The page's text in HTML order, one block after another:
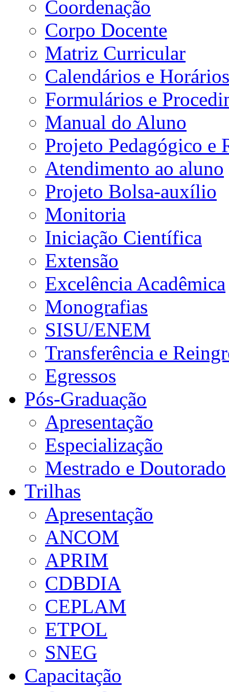
Coordenação
Corpo Docente
Matriz Curricular
Calendários e Horários
Formulários e
Manual do Aluno
Projeto Pedagógico e
Atendimento ao aluno
Projeto Bolsa-auxílio
Monitoria
Iniciação Científica
Extensão
Excelência Acadêmica
Monografias
SISU/ENEM
Transferência e
Egressos
Pós-Graduação
Apresentação
Especialização
Mestrado e Doutorado
Trilhas
Apresentação
ANCOM
APRIM
CDBDIA
CEPLAM
ETPOL
SNEG
Capacitação